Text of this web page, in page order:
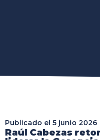
Publicado el 5 junio 2026
Raúl Cabezas